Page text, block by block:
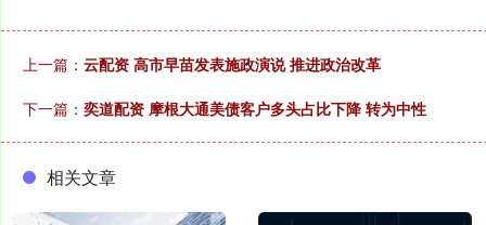
上一篇： 云配资 高市早苗发表施政演说 推进政治改革
下一篇： 奕道配资 摩根大通美债客户多头占比下降 转为中性
相关文章